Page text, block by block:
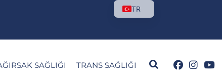
SAĞLIĞI TRANS SAĞLIĞI
TR